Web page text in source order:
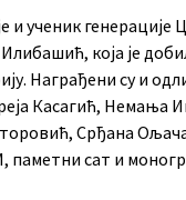
и ученик
која је
Награђени су и
Касагић, Немања
Срђана
паметни сат и